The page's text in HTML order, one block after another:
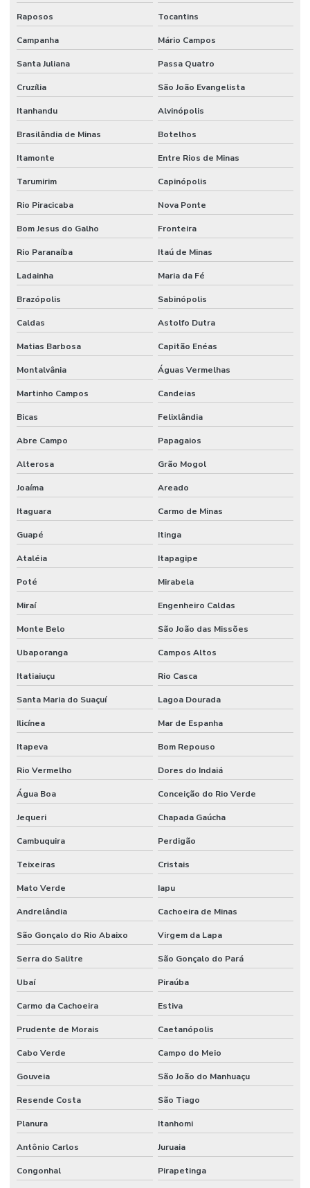
Raposos Tocantins
Campanha Mário Campos
Santa Juliana Passa Quatro
Cruzília São João Evangelista
Itanhandu Alvinópolis
Brasilândia de Minas Botelhos
Itamonte Entre Rios de Minas
Tarumirim Capinópolis
Rio Piracicaba Nova Ponte
Bom Jesus do Galho Fronteira
Rio Paranaíba Itaú de Minas
Ladainha Maria da Fé
Brazópolis Sabinópolis
Caldas Astolfo Dutra
Matias Barbosa Capitão Enéas
Montalvânia Águas Vermelhas
Martinho Campos Candeias
Bicas Felixlândia
Abre Campo Papagaios
Alterosa Grão Mogol
Joaíma Areado
Itaguara Carmo de Minas
Guapé Itinga
Ataléia Itapagipe
Poté Mirabela
Miraí Engenheiro Caldas
Monte Belo São João das Missões
Ubaporanga Campos Altos
Itatiaiuçu Rio Casca
Santa Maria do Suaçuí Lagoa Dourada
Ilicínea Mar de Espanha
Itapeva Bom Repouso
Rio Vermelho Dores do Indaiá
Água Boa Conceição do Rio Verde
Jequeri Chapada Gaúcha
Cambuquira Perdigão
Teixeiras Cristais
Mato Verde Iapu
Andrelândia Cachoeira de Minas
São Gonçalo do Rio Abaixo Virgem da Lapa
Serra do Salitre São Gonçalo do Pará
Ubaí Piraúba
Carmo da Cachoeira Estiva
Prudente de Morais Caetanópolis
Cabo Verde Campo do Meio
Gouveia São João do Manhuaçu
Resende Costa São Tiago
Planura Itanhomi
Antônio Carlos Juruaia
Congonhal Pirapetinga